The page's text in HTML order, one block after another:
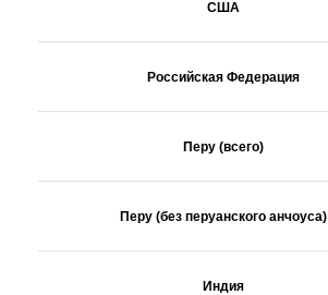
США
Российская Федерация
Перу (всего)
Перу (без перуанского анчоуса)
Индия